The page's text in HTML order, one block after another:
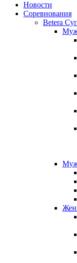
Новости
Соревнования
Betera